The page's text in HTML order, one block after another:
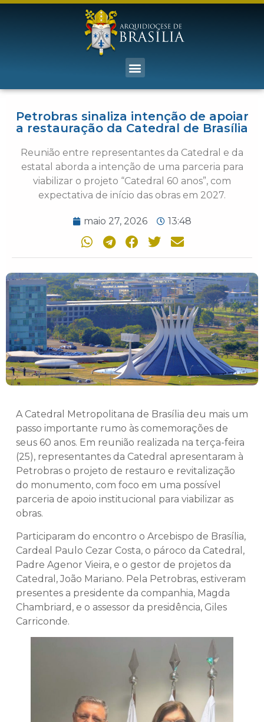
Petrobras sinaliza intenção de apoiar
a restauração da Catedral de Brasília
Reunião entre representantes da Catedral e da
estatal aborda a intenção de uma parceria para
viabilizar o projeto “Catedral 60 anos”, com
expectativa de início das obras em 2027.
maio 27, 2026 13:48
A Catedral Metropolitana de Brasília deu mais um
passo importante rumo às comemorações de
seus 60 anos. Em reunião realizada na terça-feira
(25), representantes da Catedral apresentaram à
Petrobras o projeto de restauro e revitalização
do monumento, com foco em uma possível
parceria de apoio institucional para viabilizar as
obras.
Participaram do encontro o Arcebispo de Brasília,
Cardeal Paulo Cezar Costa, o pároco da Catedral,
Padre Agenor Vieira, e o gestor de projetos da
Catedral, João Mariano. Pela Petrobras, estiveram
presentes a presidente da companhia, Magda
Chambriard, e o assessor da presidência, Giles
Carriconde.